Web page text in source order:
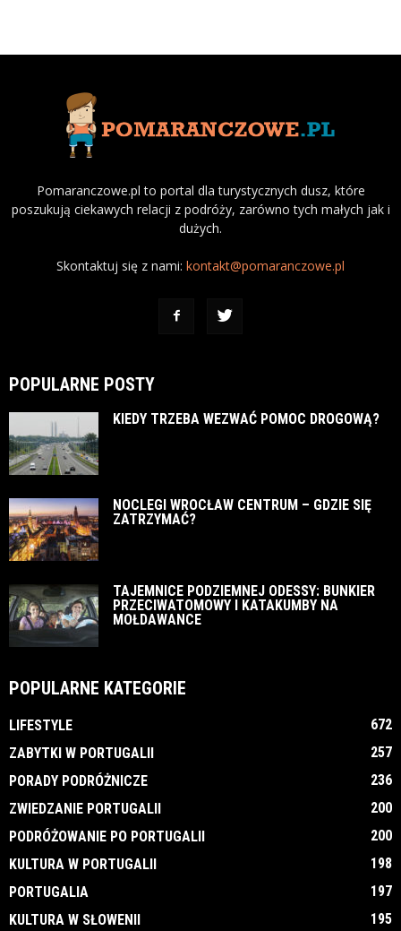
Pomaranczowe.pl to portal dla turystycznych dusz, które
poszukują ciekawych relacji z podróży, zarówno tych małych jak i
dużych.
Skontaktuj się z nami: kontakt@pomaranczowe.pl
POPULARNE POSTY
KIEDY TRZEBA WEZWAĆ POMOC DROGOWĄ?
NOCLEGI WROCŁAW CENTRUM – GDZIE SIĘ
ZATRZYMAĆ?
TAJEMNICE PODZIEMNEJ ODESSY: BUNKIER
PRZECIWATOMOWY I KATAKUMBY NA
MOŁDAWANCE
POPULARNE KATEGORIE
LIFESTYLE
672
ZABYTKI W PORTUGALII
257
PORADY PODRÓŻNICZE
236
ZWIEDZANIE PORTUGALII
200
PODRÓŻOWANIE PO PORTUGALII
200
KULTURA W PORTUGALII
198
PORTUGALIA
197
KULTURA W SŁOWENII
195